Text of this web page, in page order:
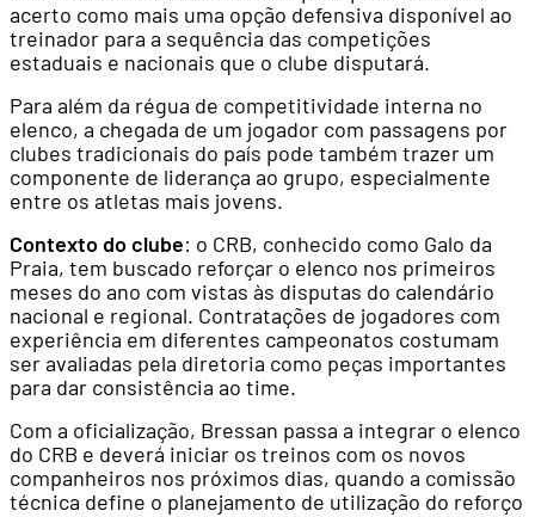
acerto como mais uma opção defensiva disponível ao
treinador para a sequência das competições
estaduais e nacionais que o clube disputará.
Para além da régua de competitividade interna no
elenco, a chegada de um jogador com passagens por
clubes tradicionais do país pode também trazer um
componente de liderança ao grupo, especialmente
entre os atletas mais jovens.
Contexto do clube: o CRB, conhecido como Galo da
Praia, tem buscado reforçar o elenco nos primeiros
meses do ano com vistas às disputas do calendário
nacional e regional. Contratações de jogadores com
experiência em diferentes campeonatos costumam
ser avaliadas pela diretoria como peças importantes
para dar consistência ao time.
Com a oficialização, Bressan passa a integrar o elenco
do CRB e deverá iniciar os treinos com os novos
companheiros nos próximos dias, quando a comissão
técnica define o planejamento de utilização do reforço